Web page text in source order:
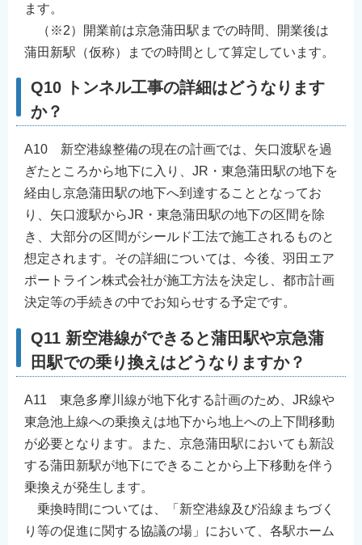
ます。
（※2）開業前は京急蒲田駅までの時間、開業後は
蒲田新駅（仮称）までの時間として算定しています。
Q10 トンネル工事の詳細はどうなります
か？
A10 新空港線整備の現在の計画では、矢口渡駅を過
ぎたところから地下に入り、JR・東急蒲田駅の地下を
経由し京急蒲田駅の地下へ到達することとなってお
り、矢口渡駅からJR・東急蒲田駅の地下の区間を除
き、大部分の区間がシールド工法で施工されるものと
想定されます。その詳細については、今後、羽田エア
ポートライン株式会社が施工方法を決定し、都市計画
決定等の手続きの中でお知らせする予定です。
Q11 新空港線ができると蒲田駅や京急蒲
田駅での乗り換えはどうなりますか？
A11 東急多摩川線が地下化する計画のため、JR線や
東急池上線への乗換えは地下から地上への上下間移動
が必要となります。また、京急蒲田駅においても新設
する蒲田新駅が地下にできることから上下移動を伴う
乗換えが発生します。
乗換時間については、「新空港線及び沿線まちづく
り等の促進に関する協議の場」において、各駅ホーム